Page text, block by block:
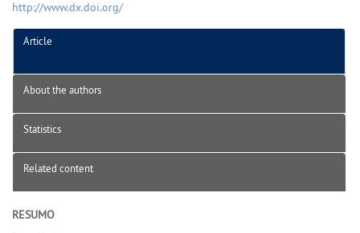
http://www.dx.doi.org/
Article
About the authors
Statistics
Related content
RESUMO